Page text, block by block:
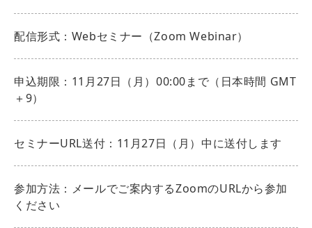
配信形式：Webセミナー（Zoom Webinar）
申込期限：11月27日（月）00:00まで（日本時間 GMT
＋9）
セミナーURL送付：11月27日（月）中に送付します
参加方法：メールでご案内するZoomのURLから参加
ください